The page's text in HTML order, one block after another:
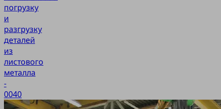
погрузку
и
разгрузку
деталей
из
листового
металла
-
0040